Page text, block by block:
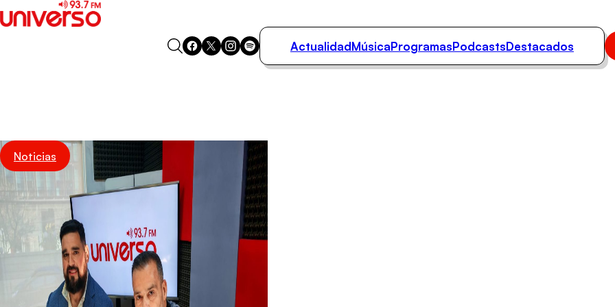
Podcasts
Destacados
ActualidadMúsicaProgramasPodcastsDestacados
Noticias